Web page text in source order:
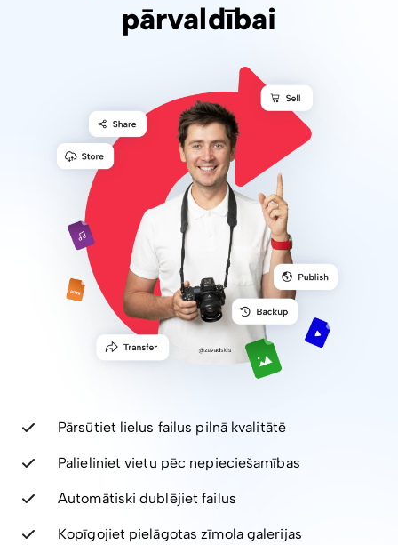
pārvaldībai
Pārsūtiet lielus failus pilnā kvalitātē
Palieliniet vietu pēc nepieciešamības
Automātiski dublējiet failus
Kopīgojiet pielāgotas zīmola galerijas